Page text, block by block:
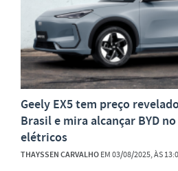
Geely EX5 tem preço
Brasil e mira alcançar BYD
elétricos
THAYSSEN CARVALHOEM 03/08/2025, ÀS